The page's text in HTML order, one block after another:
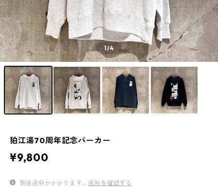
1/4
狛江湯70周年記念パーカー
¥9,800
別途送料がかかります。送料を確認する